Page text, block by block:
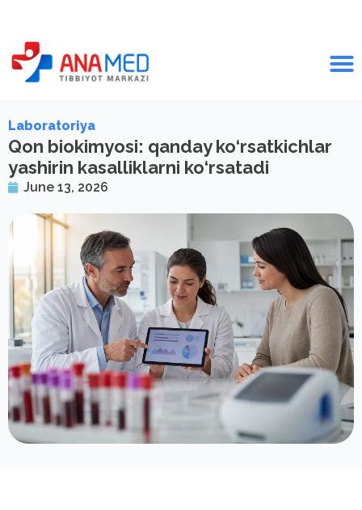
Laboratoriya
Qon biokimyosi: qanday ko‘rsatkichlar
yashirin kasalliklarni ko‘rsatadi
June 13, 2026